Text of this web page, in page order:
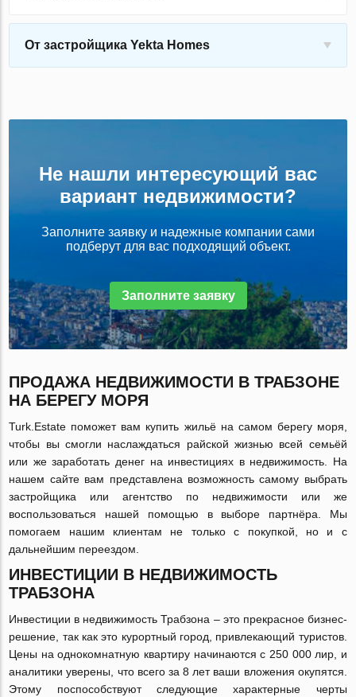
От застройщика Yekta Homes
Не нашли интересующий вас
вариант недвижимости?
Заполните заявку и надежные компании сами
подберут для вас подходящий объект.
Заполните заявку
ПРОДАЖА НЕДВИЖИМОСТИ В ТРАБЗОНЕ
НА БЕРЕГУ МОРЯ
Turk.Estate поможет вам купить жильё на самом берегу моря,
чтобы вы смогли наслаждаться райской жизнью всей семьёй
или же заработать денег на инвестициях в недвижимость. На
нашем сайте вам представлена возможность самому выбрать
застройщика или агентство по недвижимости или же
воспользоваться нашей помощью в выборе партнёра. Мы
помогаем нашим клиентам не только с покупкой, но и с
дальнейшим переездом.
ИНВЕСТИЦИИ В НЕДВИЖИМОСТЬ
ТРАБЗОНА
Инвестиции в недвижимость Трабзона – это прекрасное бизнес-
решение, так как это курортный город, привлекающий туристов.
Цены на однокомнатную квартиру начинаются с 250 000 лир, и
аналитики уверены, что всего за 8 лет ваши вложения окупятся.
Этому поспособствуют следующие характерные черты